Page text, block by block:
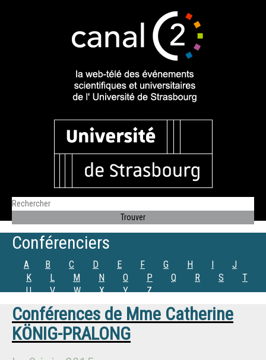
Conférenciers
A B C D E F G H I
J
K
L M N O P Q R S
T
U
V W X Y Z
Conférences de Mme Catherine
KÖNIG-PRALONG